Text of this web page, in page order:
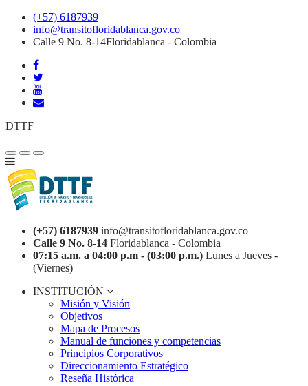
(+57) 6187939
info@transitofloridablanca.gov.co
Calle 9 No. 8-14Floridablanca - Colombia
DTTF
(+57) 6187939 info@transitofloridablanca.gov.co
Calle 9 No. 8-14 Floridablanca - Colombia
07:15 a.m. a 04:00 p.m - (03:00 p.m.) Lunes a Jueves -
(Viernes)
INSTITUCIÓN
Misión y Visión
Objetivos
Mapa de Procesos
Manual de funciones y competencias
Principios Corporativos
Direccionamiento Estratégico
Reseña Histórica